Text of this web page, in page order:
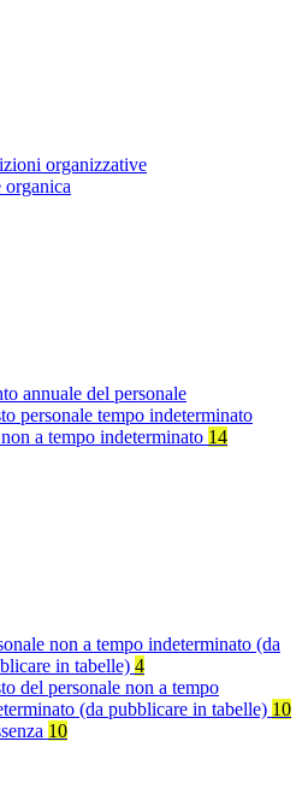
organizzative
annuale del personale
personale tempo indeterminato
a tempo indeterminato 14
non a tempo indeterminato (da
in tabelle) 4
del personale non a tempo
(da pubblicare in tabelle) 10
10